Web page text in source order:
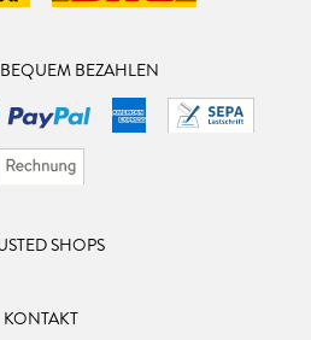
BEZAHLEN
SHOPS
KONTAKT